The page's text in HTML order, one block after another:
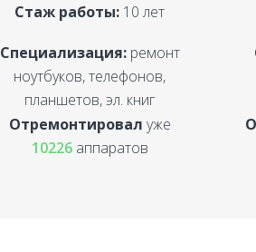
Стаж работы: 10 лет
Специализация:ремонт
ноутбуков, телефонов,
планшетов, эл. книг
Отремонтировал уже
10226аппаратов